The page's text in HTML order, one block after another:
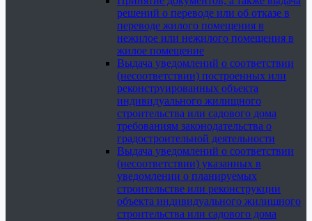
решений о переводе или об отказе в
переводе жилого помещения в
нежилое или нежилого помещения в
жилое помещение
Выдача уведомлений о соответствии
(несоответствии) построенных или
реконструированных объекта
индивидуального жилищного
строительства или садового дома
требованиям законодательства о
градостроительной деятельности
Выдача уведомлений о соответствии
(несоответствии) указанных в
уведомлении о планируемых
строительстве или реконструкции
объекта индивидуального жилищного
строительства или садового дома